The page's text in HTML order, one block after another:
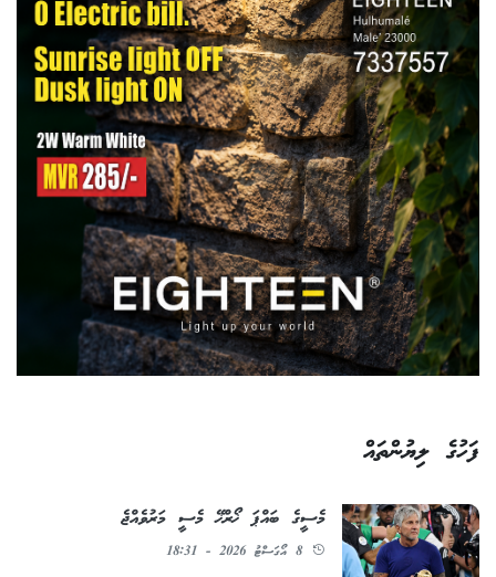
ފަހުގެ ލިޔުންތައް
މެސީގެ ބައްޕަ ޚޯރްޚޭ މެސީ މަރުވެއްޖެ
8 އޯގަސްޓު 2026 - 18:31